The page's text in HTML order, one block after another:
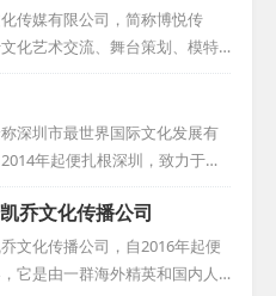
作经验，为他们精准挑选高质
类学士、硕士、博士学位，并
极大地提升了学校面试外教的
地点、待遇、工作时间及学校
，确保外教在华的工作与生活
传媒有限公司，简称博悦传
化艺术交流、舞台策划、模特
影摄像、广告设计与教育咨询
。公司自成立以来，积极吸纳
专业、认真、踏实的态度不断
展。博悦传媒不仅与国内同行
常赴国外学习先进理念，紧跟
国际视野融入实践。同时，公
才提供舒适的工作环境和优质
员工都能在公司找到归属感与
深圳市最世界国际文化发展有
年起便扎根深圳，致力于提
资源服务。公司由一群曾在美
注于外国专家来华就业的精英
世界的业务聚焦于全球中高端
访、外国专家的就业安排、人
乔文化传播公司
文化传播公司，自2016年起便
它是由一群海外精英和国内人